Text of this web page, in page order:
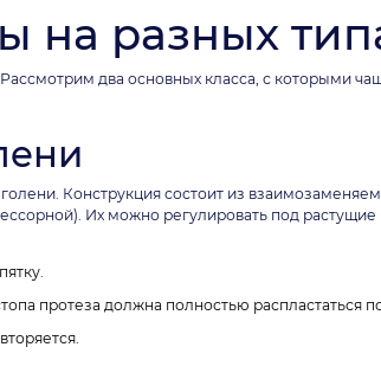
на разных
два основных класса, с которыми
Конструкция состоит из
Их можно регулировать под
протеза должна полностью распластаться